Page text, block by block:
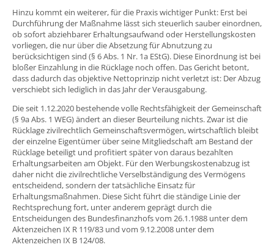
Hinzu kommt ein weiterer, für die Praxis wichtiger Punkt: Erst bei
Durchführung der Maßnahme lässt sich steuerlich sauber einordnen,
ob sofort abziehbarer Erhaltungsaufwand oder Herstellungskosten
vorliegen, die nur über die Absetzung für Abnutzung zu
berücksichtigen sind (§ 6 Abs. 1 Nr. 1a EStG). Diese Einordnung ist bei
bloßer Einzahlung in die Rücklage noch offen. Das Gericht betont,
dass dadurch das objektive Nettoprinzip nicht verletzt ist: Der Abzug
verschiebt sich lediglich in das Jahr der Verausgabung.
Die seit 1.12.2020 bestehende volle Rechtsfähigkeit der Gemeinschaft
(§ 9a Abs. 1 WEG) ändert an dieser Beurteilung nichts. Zwar ist die
Rücklage zivilrechtlich Gemeinschaftsvermögen, wirtschaftlich bleibt
der einzelne Eigentümer über seine Mitgliedschaft am Bestand der
Rücklage beteiligt und profitiert später von daraus bezahlten
Erhaltungsarbeiten am Objekt. Für den Werbungskostenabzug ist
daher nicht die zivilrechtliche Verselbständigung des Vermögens
entscheidend, sondern der tatsächliche Einsatz für
Erhaltungsmaßnahmen. Diese Sicht führt die ständige Linie der
Rechtsprechung fort, unter anderem geprägt durch die
Entscheidungen des Bundesfinanzhofs vom 26.1.1988 unter dem
Aktenzeichen IX R 119/83 und vom 9.12.2008 unter dem
Aktenzeichen IX B 124/08.